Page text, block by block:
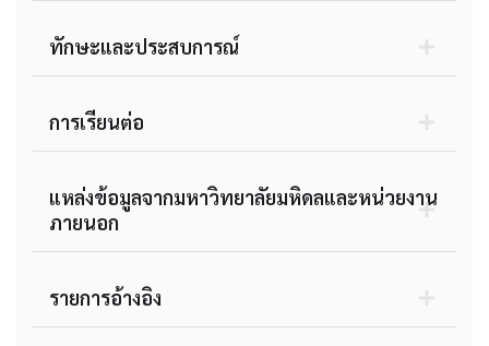
ทักษะและประสบการณ์
การเรียนต่อ
แหล่งข้อมูลจากมหาวิทยาลัยมหิดลและหน่วยงาน
ภายนอก
รายการอ้างอิง